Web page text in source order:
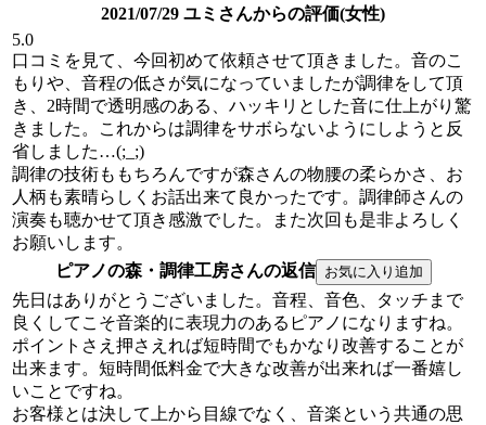
2021/07/29 ユミさんからの評価(女性)
5.0
口コミを見て、今回初めて依頼させて頂きました。音のこ
もりや、音程の低さが気になっていましたが調律をして頂
き、2時間で透明感のある、ハッキリとした音に仕上がり驚
きました。これからは調律をサボらないようにしようと反
省しました…(;_;)
調律の技術ももちろんですが森さんの物腰の柔らかさ、お
人柄も素晴らしくお話出来て良かったです。調律師さんの
演奏も聴かせて頂き感激でした。また次回も是非よろしく
お願いします。
ピアノの森・調律工房さんの返信
先日はありがとうございました。音程、音色、タッチまで
良くしてこそ音楽的に表現力のあるピアノになりますね。
ポイントさえ押さえれば短時間でもかなり改善することが
出来ます。短時間低料金で大きな改善が出来れば一番嬉し
いことですね。
お客様とは決して上から目線でなく、音楽という共通の思